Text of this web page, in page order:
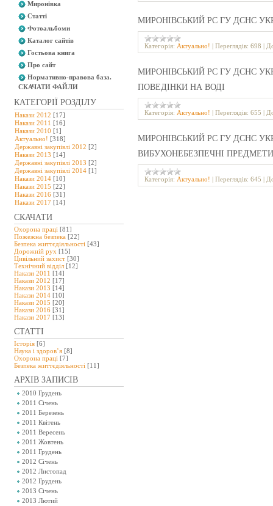
Миронівка
Статті
Фотоальбоми
Каталог сайтів
Гостьова книга
Про сайт
Нормативно-правова база.
СКАЧАТИ ФАЙЛИ
КАТЕГОРІЇ РОЗДІЛУ
Накази 2012 [17]
Накази 2011 [16]
Накази 2010 [1]
Актуально! [318]
Державні закупівлі 2012 [2]
Накази 2013 [14]
Державні закупівлі 2013 [2]
Державні закупівлі 2014 [1]
Накази 2014 [10]
Накази 2015 [22]
Накази 2016 [31]
Накази 2017 [14]
СКАЧАТИ
Охорона праці [81]
Пожежна безпека [22]
Безпека життєдіяльності [43]
Дорожній рух [15]
Цивільний захист [30]
Технічний відділ [12]
Накази 2011 [14]
Накази 2012 [17]
Накази 2013 [14]
Накази 2014 [10]
Накази 2015 [20]
Накази 2016 [31]
Накази 2017 [13]
СТАТТІ
Історія [6]
Наука і здоров’я [8]
Охорона праці [7]
Безпeка життєдіяльності [11]
АРХІВ ЗАПИСІВ
2010 Грудень
2011 Січень
2011 Березень
2011 Квітень
2011 Вересень
2011 Жовтень
2011 Грудень
2012 Січень
2012 Листопад
2012 Грудень
2013 Січень
2013 Лютий
МИРОНІВСЬКИЙ РС ГУ ДСНС
Категорія: Актуально! | Переглядів: 698 |
МИРОНІВСЬКИЙ РС ГУ ДСНС
ПОВЕДІНКИ НА ВОДІ
Категорія: Актуально! | Переглядів: 655 |
МИРОНІВСЬКИЙ РС ГУ ДСНС
ВИБУХОНЕБЕЗПЕЧНІ ПРЕДМЕТИ
Категорія: Актуально! | Переглядів: 645 |